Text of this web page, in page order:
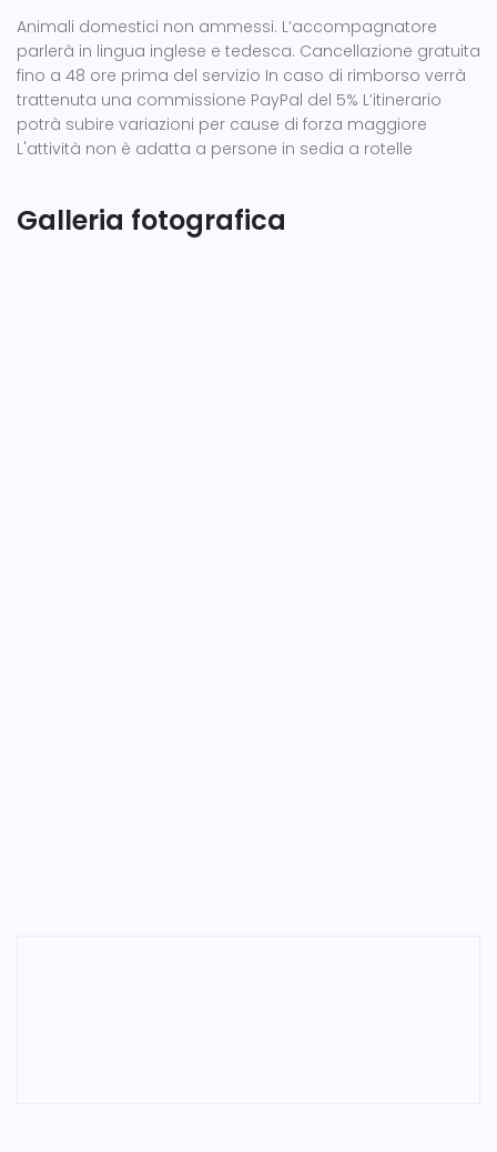
Animali domestici non ammessi. L’accompagnatore
parlerà in lingua inglese e tedesca. Cancellazione gratuita
fino a 48 ore prima del servizio In caso di rimborso verrà
trattenuta una commissione PayPal del 5% L’itinerario
potrà subire variazioni per cause di forza maggiore
L'attività non è adatta a persone in sedia a rotelle
Galleria fotografica